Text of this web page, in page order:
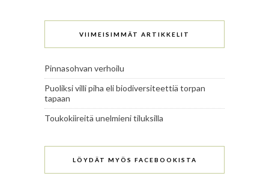
VIIMEISIMMÄT ARTIKKELIT
Pinnasohvan verhoilu
Puoliksi villi piha eli biodiversiteettiä torpan
tapaan
Toukokiireitä unelmieni tiluksilla
LÖYDÄT MYÖS FACEBOOKISTA